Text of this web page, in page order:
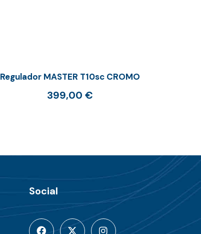
Regulador MASTER T10sc CROMO
399,00 €
Social